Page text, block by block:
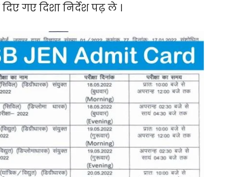
गए दिशा निर्देश पढ़ ले ।